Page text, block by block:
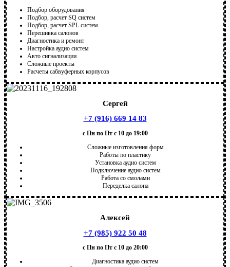
Подбор оборудования
Подбор, расчет SQ систем
Подбор, расчет SPL систем
Перешивка салонов
Диагностика и ремонт
Настройка аудио систем
Авто сигнализации
Сложные проекты
Расчеты сабвуферных корпусов
Сергей
+7 (916) 669 14 83
с Пн по Пт с 10 до 19:00
Сложные изготовления форм
Работы по пластику
Установка аудио систем
Подключение аудио систем
Работа со смолами
Переделка салона
Алексей
+7 (985) 922 50 48
с Пн по Пт с 10 до 20:00
Диагностика аудио систем